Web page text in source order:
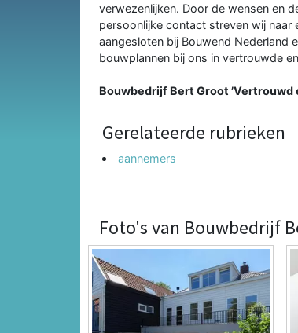
verwezenlijken. Door de wensen en
persoonlijke contact streven wij
aangesloten bij Bouwend Nederland
bouwplannen bij ons in vertrouwde
Bouwbedrijf Bert Groot ’Vertrouwd
Gerelateerde rubrieken
aannemers
Foto's van Bouwbedrijf